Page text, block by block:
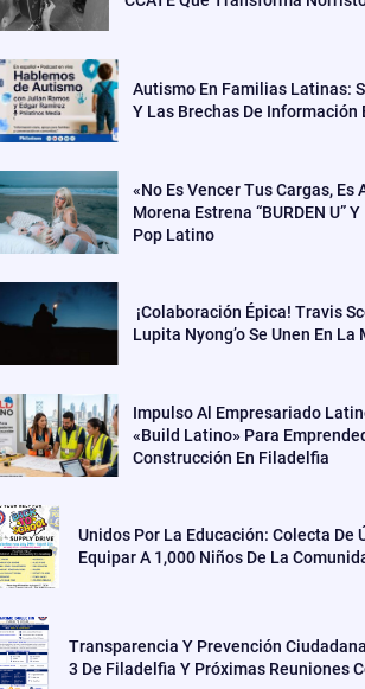
Autismo En Familias Latinas:
Y Las Brechas De Información
«No Es Vencer Tus Cargas, Es
Morena Estrena “BURDEN U”
Pop Latino
¡Colaboración Épica! Travis
Lupita Nyong’o Se Unen En
Impulso Al Empresariado
«Build Latino» Para
Construcción En Filadelfia
Unidos Por La Educación: Colecta De
Equipar A 1,000 Niños De La
Transparencia Y Prevención
3 De Filadelfia Y Próximas Reuniones